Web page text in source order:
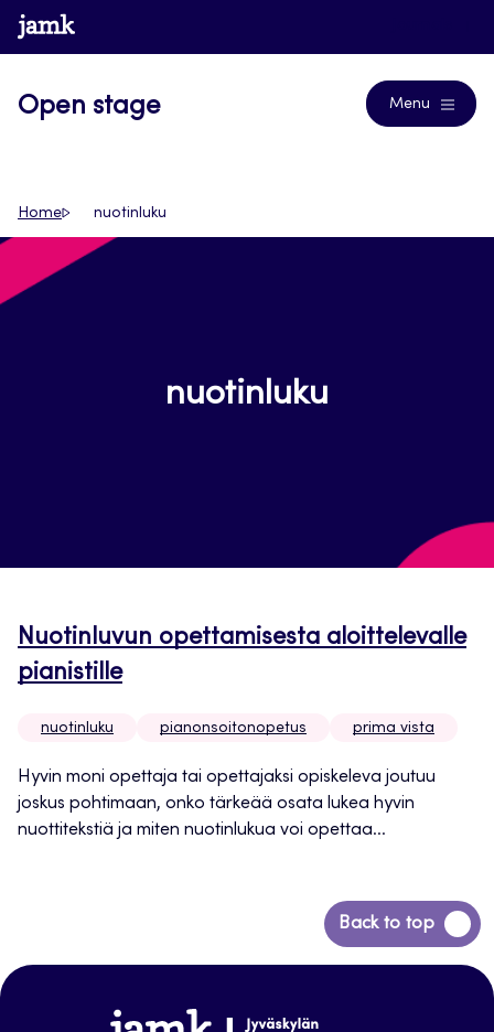
Siirry
suoraan
www.jamk.fi
Open stage Menu
Home nuotinluku
nuotinluku
Nuotinluvun opettamisesta aloittelevalle
pianistille
nuotinluku pianonsoitonopetus prima vista
Hyvin moni opettaja tai opettajaksi opiskeleva joutuu
joskus pohtimaan, onko tärkeää osata lukea hyvin
nuottitekstiä ja miten nuotinlukua voi opettaa...
Back to top
Siirry
takaisin
www.jamk.fi